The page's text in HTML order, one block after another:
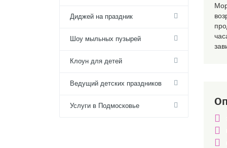
Диджей на праздник
Шоу мыльных пузырей
Клоун для детей
Ведущий детских праздников
Услуги в Подмосковье